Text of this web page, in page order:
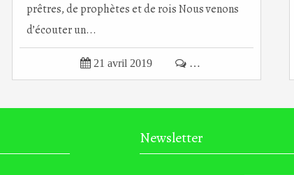
prêtres, de prophètes et de rois Nous venons
d’écouter un...
 21 avril 2019  …
Newsletter